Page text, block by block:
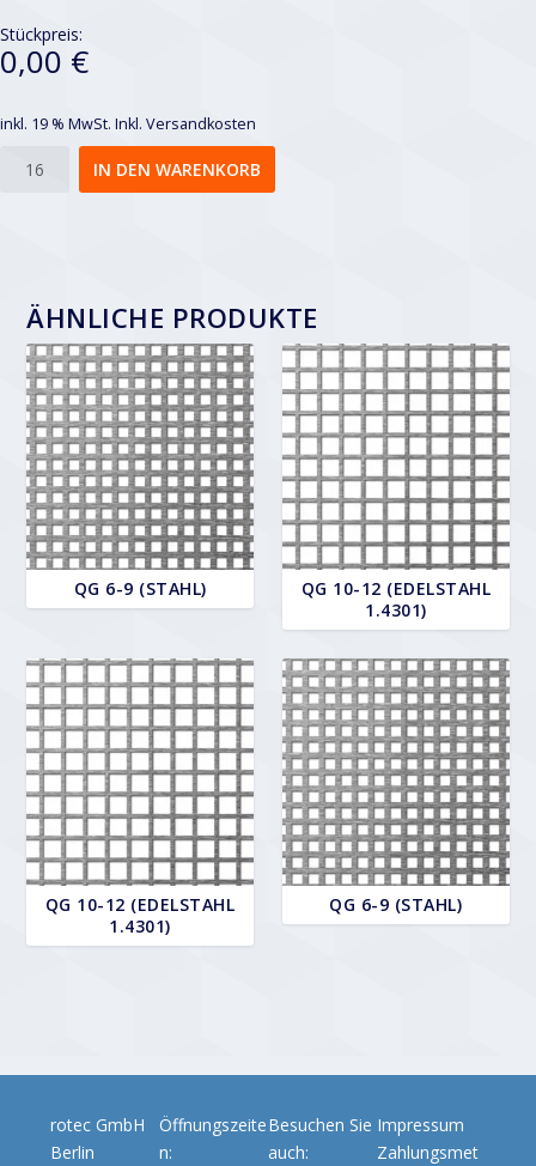
Stückpreis:
0,00 €
inkl. 19 % MwSt. Inkl. Versandkosten
IN DEN WARENKORB
ÄHNLICHE PRODUKTE
QG 6-9 (STAHL)
QG 10-12 (EDELSTAHL
1.4301)
QG 10-12 (EDELSTAHL
1.4301)
QG 6-9 (STAHL)
rotec GmbH
Berlin
Öffnungszeite
n:
Besuchen Sie
auch:
Impressum
Zahlungsmet